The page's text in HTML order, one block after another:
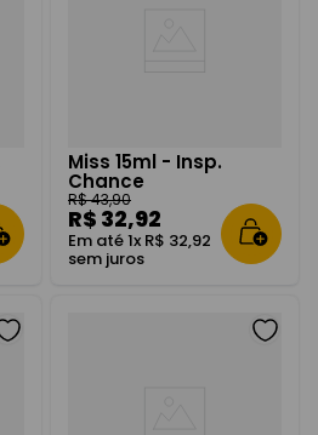
Miss 15ml - Insp.
Chance
R$43,90
R$ 32,92
Em até1x R$ 32,92
sem juros